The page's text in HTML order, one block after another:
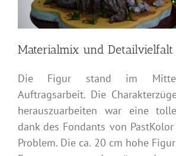
Materialmix und Detailvielfalt
Die Figur stand im
Auftragsarbeit. Die
herauszuarbeiten war eine
dank des Fondants von
Problem. Die ca. 20 cm hohe